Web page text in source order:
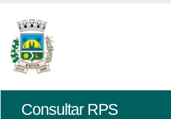
Consultar RPS